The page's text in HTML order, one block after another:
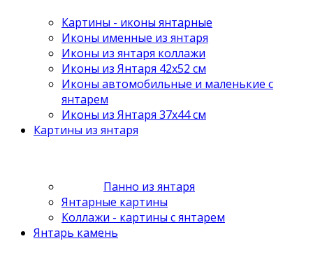
Картины - иконы янтарные
Иконы именные из янтаря
Иконы из янтаря коллажи
Иконы из Янтаря 42х52 см
Иконы автомобильные и маленькие с
янтарем
Иконы из Янтаря 37х44 см
Картины из янтаря
Панно из янтаря
Янтарные картины
Коллажи - картины с янтарем
Янтарь камень